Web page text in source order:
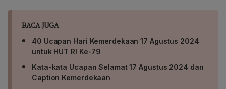
BACA JUGA
40 Ucapan Hari Kemerdekaan 17 Agustus 2024
untuk HUT RI Ke-79
Kata-kata Ucapan Selamat 17 Agustus 2024 dan
Caption Kemerdekaan